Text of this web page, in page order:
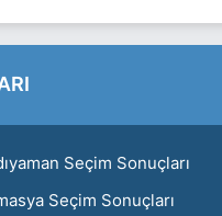
Seçim Sonuçları
Seçim Sonuçları